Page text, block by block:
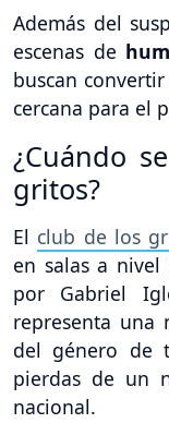
Además del
escenas de
buscan
cercana para el
¿Cuándo
gritos?
El club de los
en salas a
por Gabriel
representa una
del género de
pierdas de un
nacional.